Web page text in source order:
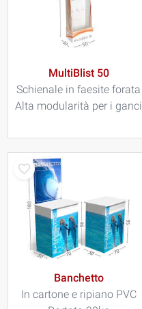
MultiBlist 50
Schienale in faesite forata
Alta modularità per i ganci
Banchetto
In cartone e ripiano PVC